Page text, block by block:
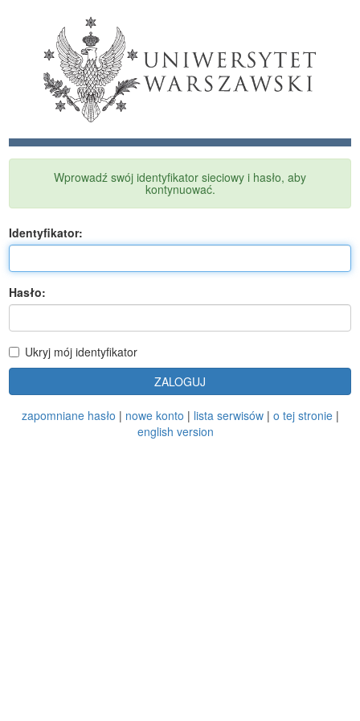
Wprowadź swój identyfikator sieciowy i hasło, aby
kontynuować.
Identyfikator:
Hasło:
Ukryj mój identyfikator
ZALOGUJ
zapomniane hasło | nowe konto | lista serwisów| o tej stronie|
english version